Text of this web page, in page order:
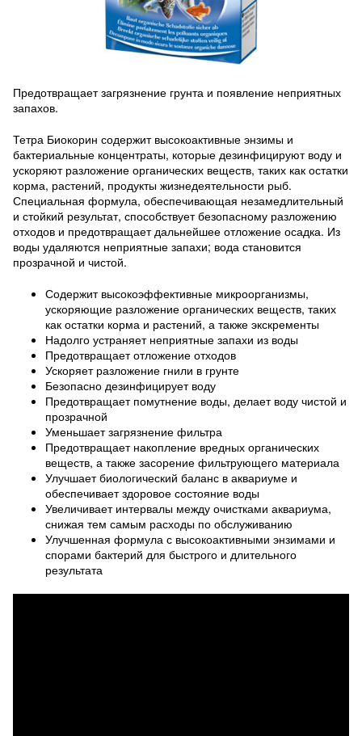
Предотвращает загрязнение грунта и появление неприятных
запахов.
Тетра Биокорин содержит высокоактивные энзимы и
бактериальные концентраты, которые дезинфицируют воду и
ускоряют разложение органических веществ, таких как остатки
корма, растений, продукты жизнедеятельности рыб.
Специальная формула, обеспечивающая незамедлительный
и стойкий результат, способствует безопасному разложению
отходов и предотвращает дальнейшее отложение осадка. Из
воды удаляются неприятные запахи; вода становится
прозрачной и чистой.
Содержит высокоэффективные микроорганизмы,
ускоряющие разложение органических веществ, таких
как остатки корма и растений, а также экскременты
Надолго устраняет неприятные запахи из воды
Предотвращает отложение отходов
Ускоряет разложение гнили в грунте
Безопасно дезинфицирует воду
Предотвращает помутнение воды, делает воду чистой и
прозрачной
Уменьшает загрязнение фильтра
Предотвращает накопление вредных органических
веществ, а также засорение фильтрующего материала
Улучшает биологический баланс в аквариуме и
обеспечивает здоровое состояние воды
Увеличивает интервалы между очистками аквариума,
снижая тем самым расходы по обслуживанию
Улучшенная формула с высокоактивными энзимами и
спорами бактерий для быстрого и длительного
результата